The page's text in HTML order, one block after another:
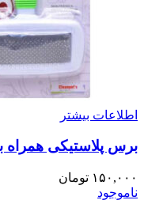
اطلاعات بیشتر
برس پلاستیکی همراه
۱۵۰,۰۰۰ تومان
ناموجود